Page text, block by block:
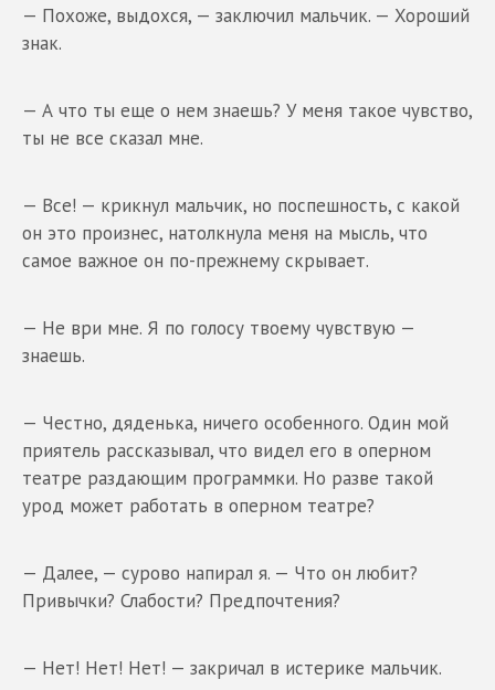
— Похоже, выдохся, — заключил мальчик. — Хороший
знак.
— А что ты еще о нем знаешь? У меня такое чувство,
ты не все сказал мне.
— Все! — крикнул мальчик, но поспешность, с какой
он это произнес, натолкнула меня на мысль, что
самое важное он по-прежнему скрывает.
— Не ври мне. Я по голосу твоему чувствую —
знаешь.
— Честно, дяденька, ничего особенного. Один мой
приятель рассказывал, что видел его в оперном
театре раздающим программки. Но разве такой
урод может работать в оперном театре?
— Далее, — сурово напирал я. — Что он любит?
Привычки? Слабости? Предпочтения?
— Нет! Нет! Нет! — закричал в истерике мальчик.